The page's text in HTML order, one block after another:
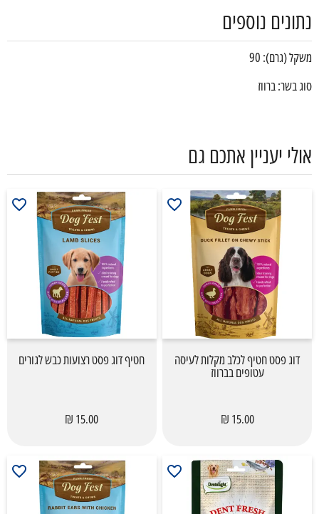
נתונים נוספים
משקל (גרם): 90
סוג בשר: ברווז
אולי יעניין אתכם גם
דוג פסט חטיף לכלב מקלות לעיסה
עטופים בברווז
15.00 ₪
חטיף דוג פסט רצועות כבש לגורים
15.00 ₪